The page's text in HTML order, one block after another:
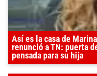
Así es la casa de
renunció a TN: puerta
pensada para su hija